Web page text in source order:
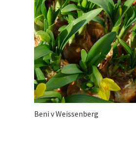
Beni v Weissenberg